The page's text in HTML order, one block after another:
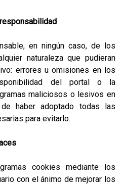
en ningún caso, de los
naturaleza que pudieran
errores u omisiones en los
del portal o la
maliciosos o lesivos en
haber adoptado todas las
para evitarlo.
cookies mediante los
con el ánimo de mejorar los